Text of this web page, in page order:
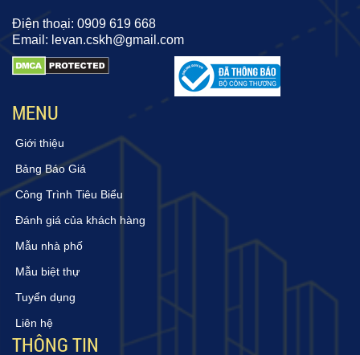
Điện thoại: 0909 619 668
Email: levan.cskh@gmail.com
MENU
Giới thiệu
Bảng Báo Giá
Công Trình Tiêu Biểu
Đánh giá của khách hàng
Mẫu nhà phố
Mẫu biệt thự
Tuyển dụng
Liên hệ
THÔNG TIN